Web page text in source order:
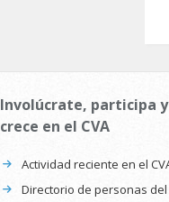
Involúcrate, participa y
crece en el CVA
Actividad reciente en el
Directorio de personas del